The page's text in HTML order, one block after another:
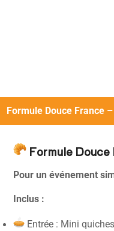
Formule Douce France
Formule Douce
Pour un événement
Inclus :
Entrée : Mini